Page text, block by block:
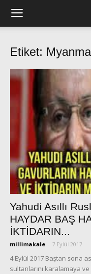
Etiket:
Yahudi Asıllı
HAYDAR BAŞ
İKTİDARIN...
millimakale 7 Eylül 2017
4 Eylül 2017 Baştan sona
sultanlarını karalamaya